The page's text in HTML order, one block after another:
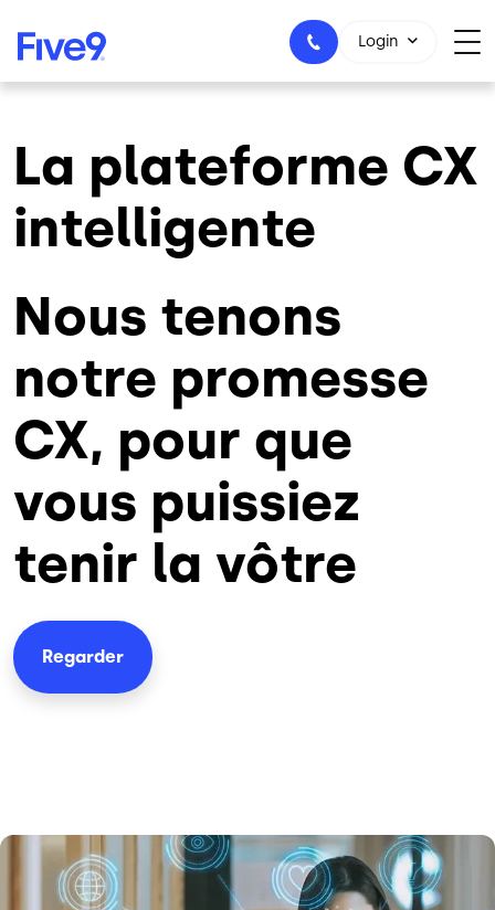
1-800-553-8159
Login
La plateforme CX
intelligente
Nous tenons
notre promesse
CX, pour que
vous puissiez
tenir la vôtre
Regarder
Image